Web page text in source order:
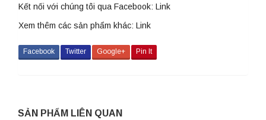
Kết nối với chúng tôi qua Facebook: Link
Xem thêm các sản phẩm khác: Link
Facebook Twitter Google+ Pin It
SẢN PHẨM LIÊN QUAN